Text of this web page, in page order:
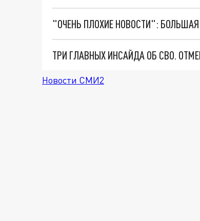
Новости СМИ2